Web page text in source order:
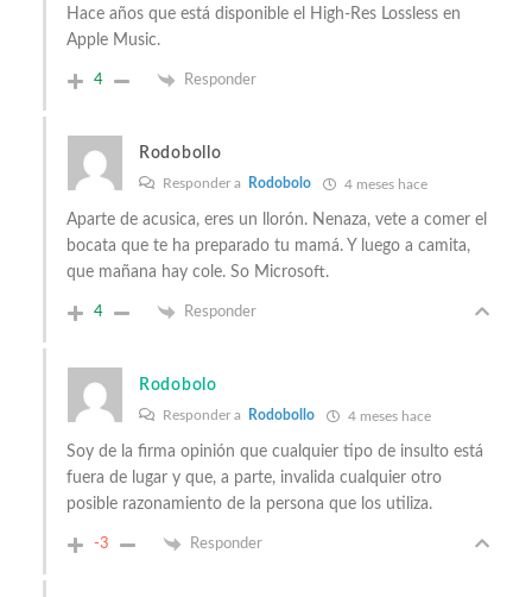
Hace años que está disponible el High-Res Lossless en
Apple Music.
4 Responder
Rodobollo
Responder a Rodobolo 4 meses hace
Aparte de acusica, eres un llorón. Nenaza, vete a comer el
bocata que te ha preparado tu mamá. Y luego a camita,
que mañana hay cole. So Microsoft.
4 Responder
Rodobolo
Responder a Rodobollo 4 meses hace
Soy de la firma opinión que cualquier tipo de insulto está
fuera de lugar y que, a parte, invalida cualquier otro
posible razonamiento de la persona que los utiliza.
-3 Responder